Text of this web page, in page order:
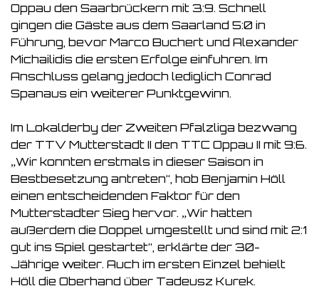
Oppau den Saarbrückern mit 3:9. Schnell
gingen die Gäste aus dem Saarland 5:0 in
Führung, bevor Marco Buchert und Alexander
Michailidis die ersten Erfolge einfuhren. Im
Anschluss gelang jedoch lediglich Conrad
Spanaus ein weiterer Punktgewinn.
Im Lokalderby der Zweiten Pfalzliga bezwang
der TTV Mutterstadt II den TTC Oppau II mit 9:6.
„Wir konnten erstmals in dieser Saison in
Bestbesetzung antreten“, hob Benjamin Höll
einen entscheidenden Faktor für den
Mutterstadter Sieg hervor. „Wir hatten
außerdem die Doppel umgestellt und sind mit 2:1
gut ins Spiel gestartet“, erklärte der 30-
Jährige weiter. Auch im ersten Einzel behielt
Höll die Oberhand über Tadeusz Kurek.